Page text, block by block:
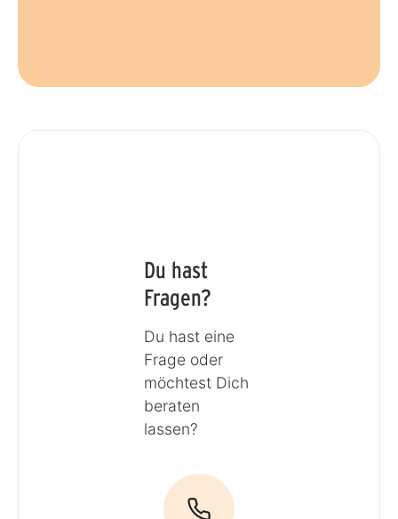
Du hast
Fragen?
Du hast eine
Frage oder
möchtest Dich
beraten
lassen?